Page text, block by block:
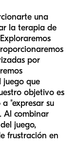
una
la terapia de
por
juego que
objetivo es
"expresar su
Al combinar
juego,
frustración en